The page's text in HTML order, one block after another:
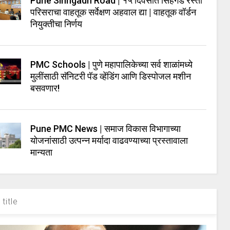
परिसराचा वाहतूक सर्वेक्षण अहवाल द्या | वाहतूक वॉर्डन
नियुक्तीचा निर्णय
PMC Schools | पुणे महापालिकेच्या सर्व शाळांमध्ये
मुलींसाठी सॅनिटरी पॅड व्हेंडिंग आणि डिस्पोजल मशीन
बसवणार!
Pune PMC News | समाज विकास विभागाच्या
योजनांसाठी उत्पन्न मर्यादा वाढवण्याच्या प्रस्तावाला
मान्यता